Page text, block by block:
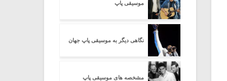
موسیقی پاپ
نگاهی دیگر به موسیقی پاپ جهان
مشخصه های موسیقی پاپ